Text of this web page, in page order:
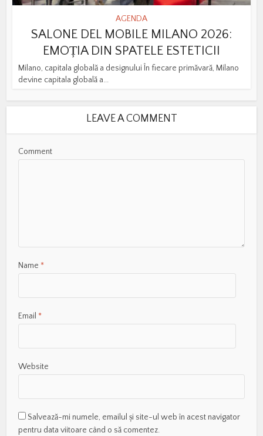
AGENDA
SALONE DEL MOBILE MILANO 2026:
EMOȚIA DIN SPATELE ESTETICII
Milano, capitala globală a designului În fiecare primăvară, Milano
devine capitala globală a...
LEAVE A COMMENT
Comment
Name *
Email *
Website
Salvează-mi numele, emailul și site-ul web în acest navigator
pentru data viitoare când o să comentez.